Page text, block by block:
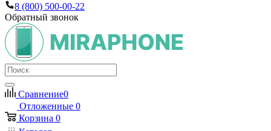
8 (800) 500-00-22
Обратный звонок
Сравнение0
Отложенные 0
Корзина 0